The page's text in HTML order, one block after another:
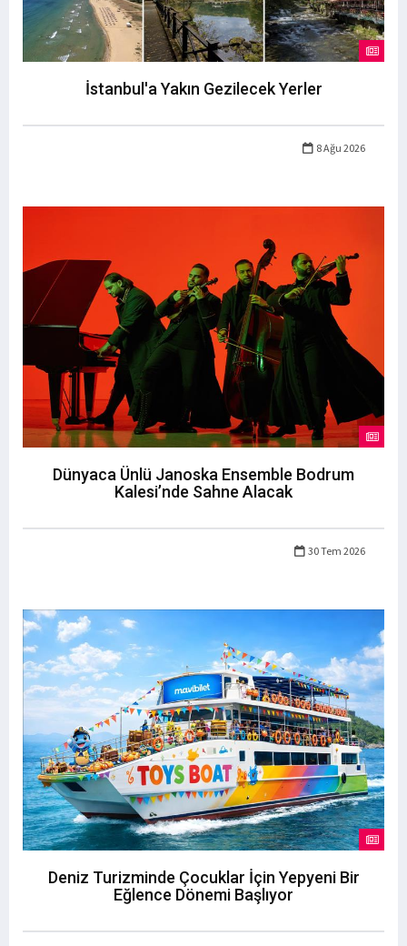
İstanbul'a Yakın Gezilecek Yerler
8 Ağu 2026
Dünyaca Ünlü Janoska Ensemble Bodrum
Kalesi’nde Sahne Alacak
30 Tem 2026
Deniz Turizminde Çocuklar İçin Yepyeni Bir
Eğlence Dönemi Başlıyor